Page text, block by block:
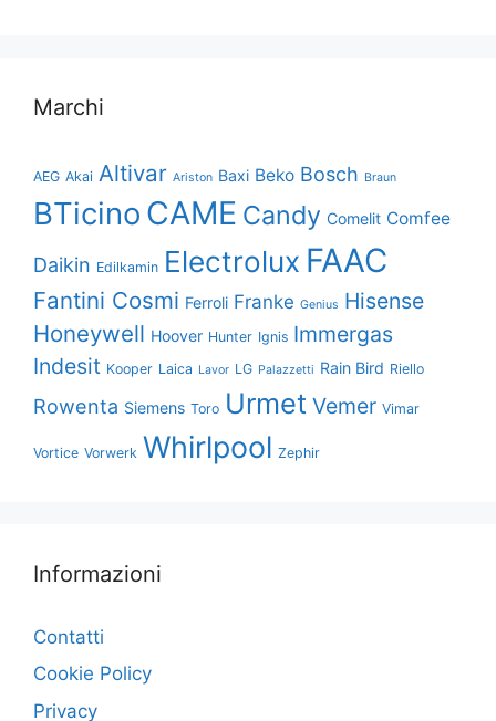
Marchi
AEG Akai Altivar Ariston Baxi Beko Bosch Braun
BTicino CAME Candy Comelit Comfee
Daikin Edilkamin Electrolux FAAC
Fantini Cosmi Ferroli Franke Genius Hisense
Honeywell Hoover Hunter Ignis Immergas
Indesit Kooper Laica Lavor LG Palazzetti Rain Bird Riello
Rowenta Siemens Toro Urmet Vemer Vimar
Vortice Vorwerk Whirlpool Zephir
Informazioni
Contatti
Cookie Policy
Privacy